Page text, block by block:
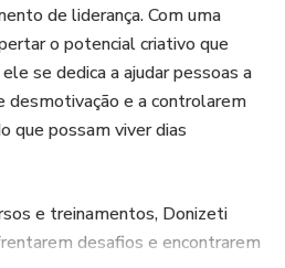
de liderança. Com uma
o potencial criativo que
se dedica a ajudar pessoas a
desmotivação e a controlarem
que possam viver dias
e treinamentos, Donizeti
desafios e encontrarem